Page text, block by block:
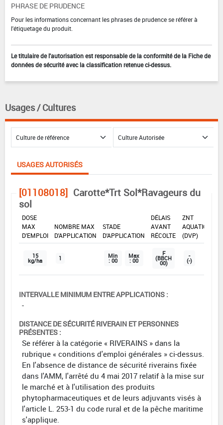
PHRASE DE PRUDENCE
Pour les informations concernant les phrases de prudence se référer à
l'étiquetage du produit.
Le titulaire de l'autorisation est responsable de la conformité de la Fiche de
données de sécurité avec la classification retenue ci-dessus.
Usages / Cultures
USAGES AUTORISÉS
[01108018] Carotte*Trt Sol*Ravageurs du
sol
DOSE
MAX
D'EMPLOI
NOMBRE MAX
D'APPLICATION
STADE
D'APPLICATION
DÉLAIS
AVANT
RÉCOLTE
ZNT
AQUATIQUE
(DVP)
15
kg/ha 1 Min
: 00
Max
: 00
F
(BBCH
00)
-
(-)
INTERVALLE MINIMUM ENTRE APPLICATIONS :
-
DISTANCE DE SÉCURITÉ RIVERAIN ET PERSONNES
PRÉSENTES :
Se référer à la catégorie « RIVERAINS » dans la
rubrique « conditions d'emploi générales » ci-dessus.
En l'absence de distance de sécurité riverains fixée
dans l'AMM, l'arrêté du 4 mai 2017 relatif à la mise sur
le marché et à l'utilisation des produits
phytopharmaceutiques et de leurs adjuvants visés à
l'article L. 253-1 du code rural et de la pêche maritime
s'applique.